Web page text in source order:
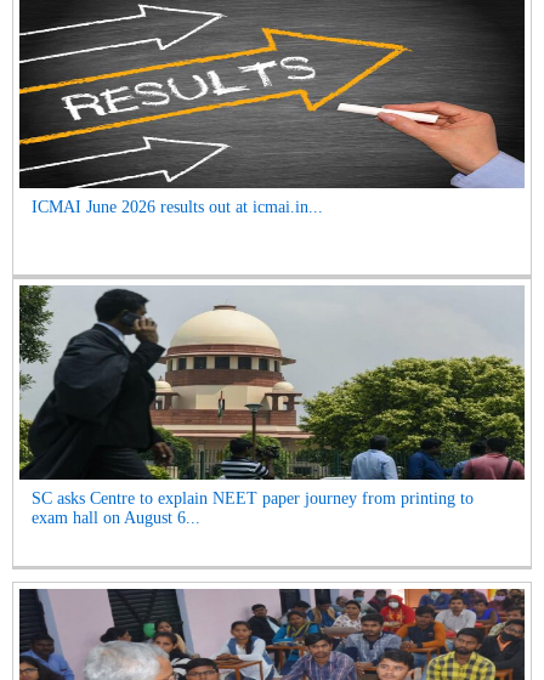
ICMAI June 2026 results out at icmai.in...
SC asks Centre to explain NEET paper journey from printing to
exam hall on August 6...